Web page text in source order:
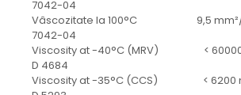
ERHEL - HYDRIS
Hidraulice
Electrice
Mecanice
7042-04
Vâscozitate la 100°C 9,5
7042-04
Viscosity at -40°C (MRV) < 60000
D 4684
Viscosity at -35°C (CCS) < 6200